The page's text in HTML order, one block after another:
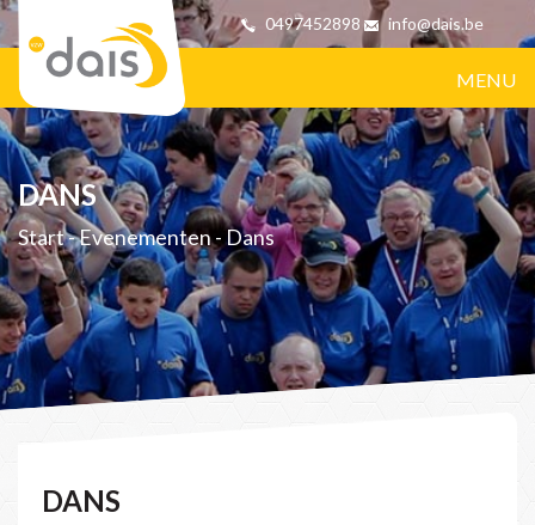
0497452898 info@dais.be
MENU
DANS
Start-Evenementen-Dans
DANS